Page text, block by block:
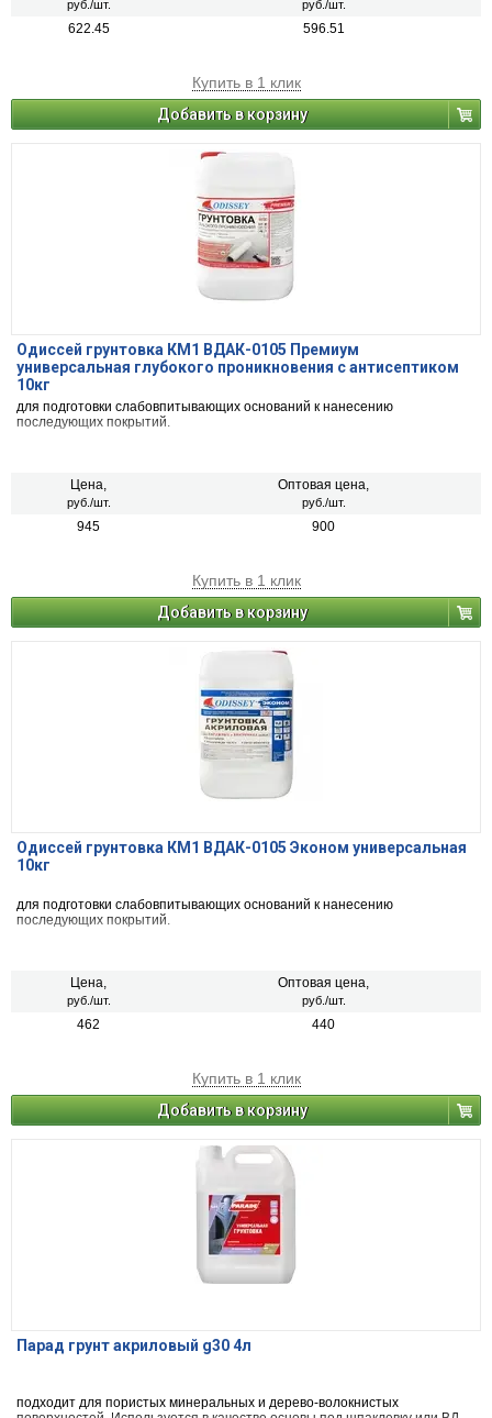
руб./шт. руб./шт.
622.45 596.51
Купить в 1 клик
Добавить в корзину
Одиссей грунтовка КМ1 ВДАК-0105 Премиум
универсальная глубокого проникновения с антисептиком
10кг
для подготовки слабовпитывающих оснований к нанесению
последующих покрытий.
Цена,
руб./шт.
Оптовая цена,
руб./шт.
945 900
Купить в 1 клик
Добавить в корзину
Одиссей грунтовка КМ1 ВДАК-0105 Эконом универсальная
10кг
для подготовки слабовпитывающих оснований к нанесению
последующих покрытий.
Цена,
руб./шт.
Оптовая цена,
руб./шт.
462 440
Купить в 1 клик
Добавить в корзину
Парад грунт акриловый g30 4л
подходит для пористых минеральных и дерево-волокнистых